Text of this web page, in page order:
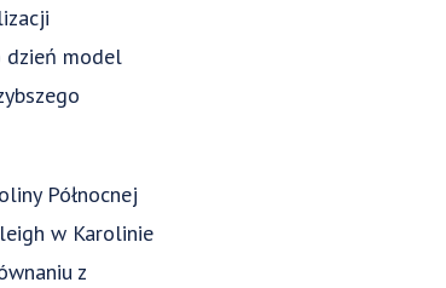
dzień model
Północnej
w Karolinie
z